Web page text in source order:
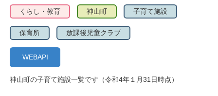
くらし・教育 神山町 子育て施設
保育所 放課後児童クラブ
WEBAPI
神山町の子育て施設一覧です（令和4年１月31日時点）